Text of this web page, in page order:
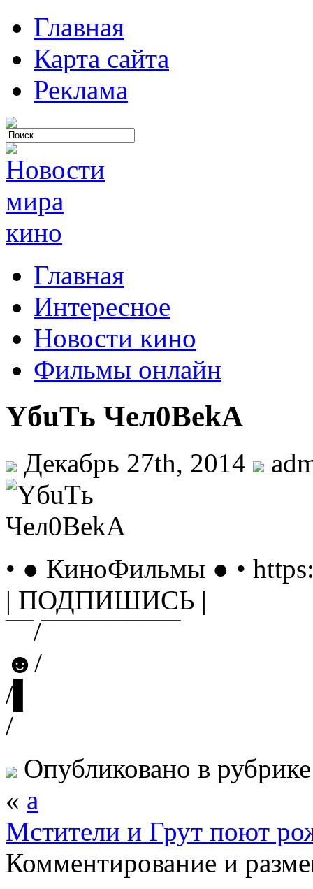
Главная
Карта сайта
Реклама
Главная
Интересное
Новости кино
Фильмы онлайн
YбuTь Чeл0BekA
Декабрь 27th, 2014
• ● КиноФильмы ● •
| ПОДПИШИСЬ |
¯¯/¯¯¯¯¯¯¯¯¯¯
☻/
/▌
/
Опубликовано в
« а
Мстители и Грут поют
Комментирование и